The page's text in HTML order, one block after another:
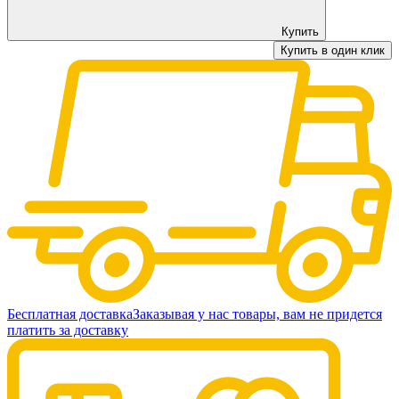
Купить
Купить в один клик
Бесплатная доставкаЗаказывая у нас товары, вам не придется
платить за доставку